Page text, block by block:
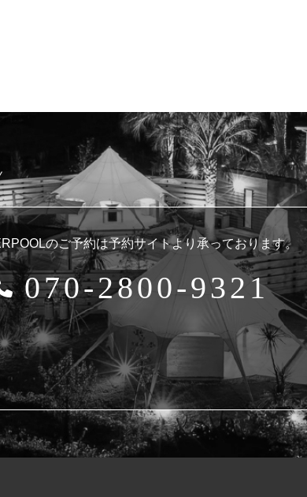
のご予約は予約サイトより 承っております。
070-2800-9321